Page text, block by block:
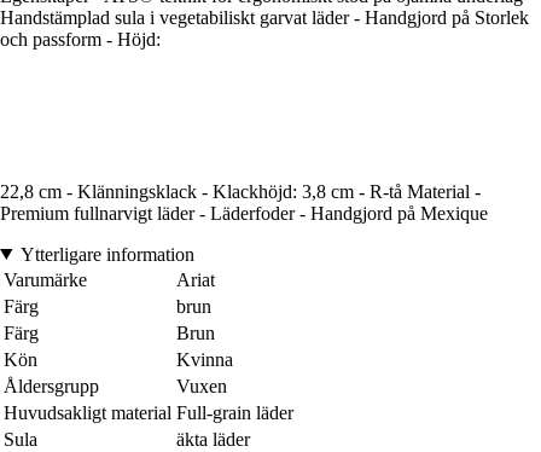
Handstämplad sula i vegetabiliskt garvat läder - Handgjord på Storlek
och passform - Höjd:
22,8 cm - Klänningsklack - Klackhöjd: 3,8 cm - R-tå Material -
Premium fullnarvigt läder - Läderfoder - Handgjord på Mexique
Ytterligare information
Varumärke
Ariat
Färg
brun
Färg
Brun
Kön
Kvinna
Åldersgrupp
Vuxen
Huvudsakligt material Full-grain läder
Sula
äkta läder